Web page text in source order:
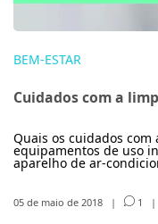
BEM-ESTAR
Cuidados com a
Quais os cuidados com
equipamentos de uso
aparelho de ar-
05 de maio de 2018 | 1 |